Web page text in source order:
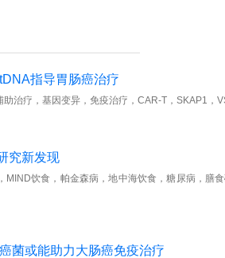
指导胃肠癌治疗
治疗，基因变异，免疫治疗，CAR-T，SKAP1，
究新发现
MIND饮食，帕金森病，地中海饮食，糖尿病，膳
菌或能助力大肠癌免疫治疗